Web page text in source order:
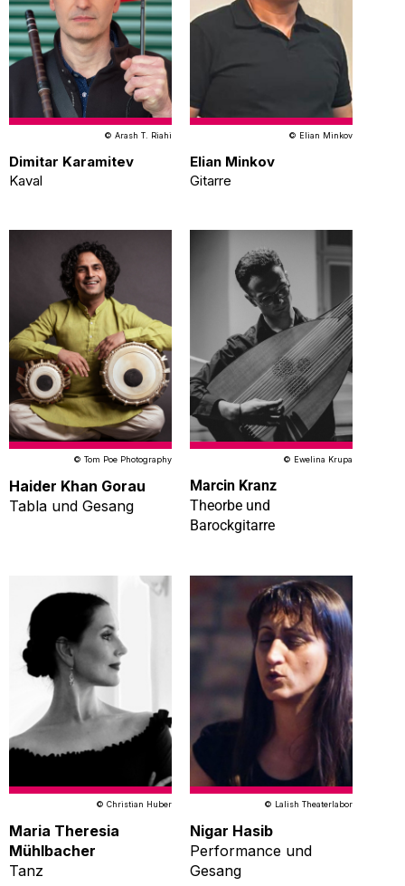
© Arash T. Riahi
Dimitar Karamitev​
Kaval
© Elian Minkov​
Elian Minkov​​
Gitarre
© Tom Poe Photography
Haider Khan Gorau
Tabla und Gesang
© Ewelina Krupa
Marcin Kranz
Theorbe und
Barockgitarre
© Christian Huber
Maria Theresia
Mühlbacher
Tanz
© Lalish Theaterlabor
Nigar Hasib
Performance und
Gesang